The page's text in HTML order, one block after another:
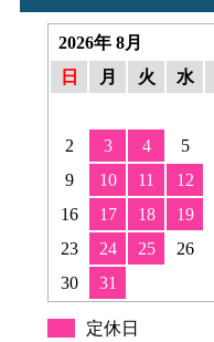
2026年 8月
日
月 火 水
2
3 4 5
9
10 11 12
16
17 18 19
23
24 25 26
30
31
定休日